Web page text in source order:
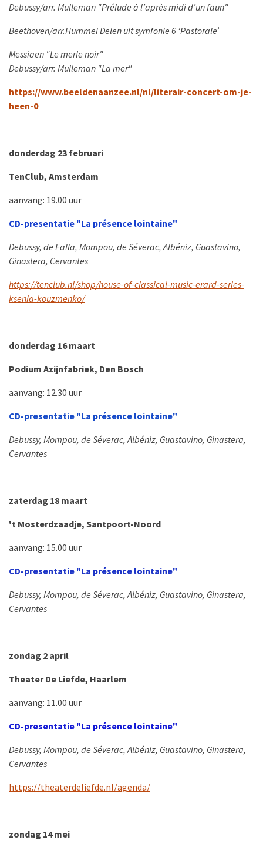
Debussy/arr. Mulleman "Prélude à l’après midi d’un faun"
Beethoven/arr.Hummel Delen uit symfonie 6 ‘Pastorale’
Messiaen "Le merle noir"
Debussy/arr. Mulleman "La mer"
https://www.beeldenaanzee.nl/nl/literair-concert-om-je-
heen-0
donderdag 23 februari
TenClub, Amsterdam
aanvang: 19.00 uur
CD-presentatie "La présence lointaine"
Debussy, de Falla, Mompou, de Séverac, Albéniz, Guastavino,
Ginastera, Cervantes
https://tenclub.nl/shop/house-of-classical-music-erard-series-
ksenia-kouzmenko/
donderdag 16 maart
Podium Azijnfabriek, Den Bosch
aanvang: 12.30 uur
CD-presentatie "La présence lointaine"
Debussy, Mompou, de Séverac, Albéniz, Guastavino, Ginastera,
Cervantes
zaterdag 18 maart
't Mosterdzaadje, Santpoort-Noord
aanvang: 15.00 uur
CD-presentatie "La présence lointaine"
Debussy, Mompou, de Séverac, Albéniz, Guastavino, Ginastera,
Cervantes
zondag 2 april
Theater De Liefde, Haarlem
aanvang: 11.00 uur
CD-presentatie "La présence lointaine"
Debussy, Mompou, de Séverac, Albéniz, Guastavino, Ginastera,
Cervantes
https://theaterdeliefde.nl/agenda/
zondag 14 mei